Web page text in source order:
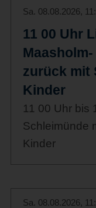
Sa. 08.08.2026,
11 00 Uhr
zurück mit
Kinder
11 00 Uhr bis
Schleimünde
Kinder
Sa. 08.08.2026,